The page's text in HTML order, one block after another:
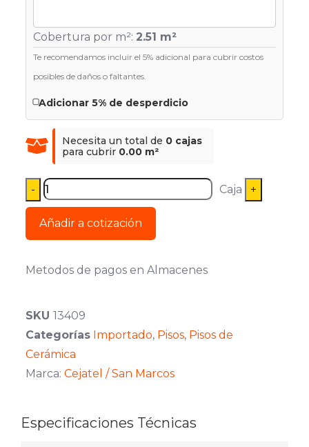
Cobertura por m²: 2.51 m²
Te recomendamos incluir el 5% adicional para cubrir costos
posibles de daños o faltantes.
Adicionar 5% de desperdicio
Necesita un total de 0 cajas
para cubrir 0.00 m²
Caja
Añadir a cotización
Metodos de pagos en Almacenes
SKU 13409
Categorías Importado, Pisos, Pisos de
Cerámica
Marca: Cejatel / San Marcos
Especificaciones Técnicas